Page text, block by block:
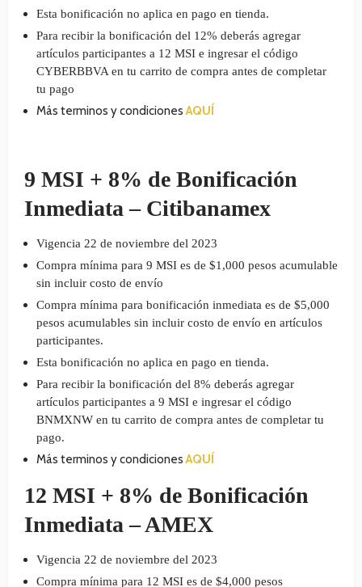
Esta bonificación no aplica en pago en tienda.
Para recibir la bonificación del 12% deberás agregar
artículos participantes a 12 MSI e ingresar el código
CYBERBBVA en tu carrito de compra antes de completar
tu pago
Más terminos y condicionesAQUÍ
9 MSI + 8% de Bonificación
Inmediata – Citibanamex
Vigencia 22 de noviembre del 2023
Compra mínima para 9 MSI es de $1,000 pesos acumulable
sin incluir costo de envío
Compra mínima para bonificación inmediata es de $5,000
pesos acumulables sin incluir costo de envío en artículos
participantes.
Esta bonificación no aplica en pago en tienda.
Para recibir la bonificación del 8% deberás agregar
artículos participantes a 9 MSI e ingresar el código
BNMXNW en tu carrito de compra antes de completar tu
pago.
Más terminos y condicionesAQUÍ
12 MSI + 8% de Bonificación
Inmediata – AMEX
Vigencia 22 de noviembre del 2023
Compra mínima para 12 MSI es de $4,000 pesos